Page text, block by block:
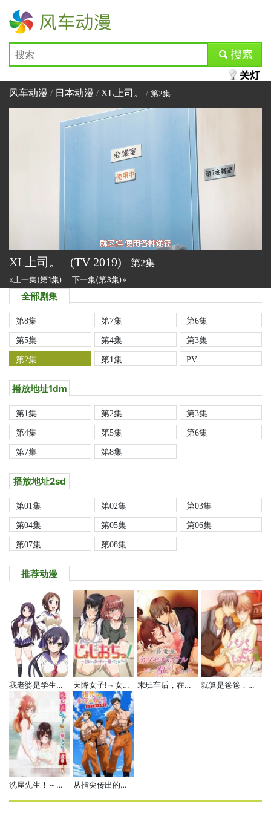
风车动漫
submit
风车动漫 / 日本动漫 / XL上司。 / 第2集
XL上司。 (TV 2019) 第2集
«上一集(第1集) 下一集(第3集)»
全部剧集
第8集 第7集
第6集
第5集
第4集
第3集
第2集
第1集 PV
播放地址1dm
第1集 第2集
第3集
第4集
第5集
第6集
第7集
第8集
播放地址2sd
第01集 第02集
第03集
第04集
第05集
第06集
第07集
第08集
推荐动漫
我老婆是学生会长 第二季 天降女子!～女孩子从2楼…掉了下来!?～ 末班车后，在胶囊旅馆向上司传递微热的夜晚。 就算是爸爸，也想做
洗屋先生！～我和那家伙在女浴池！?～ 从指尖传出的认真的热情-青梅竹马是消防员-